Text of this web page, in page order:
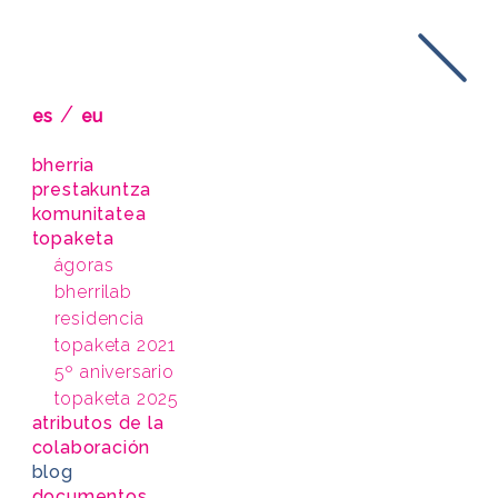
es / eu
bherria
prestakuntza
komunitatea
topaketa
ágoras
bherrilab
residencia
topaketa 2021
5º aniversario
topaketa 2025
atributos de la
colaboración
blog